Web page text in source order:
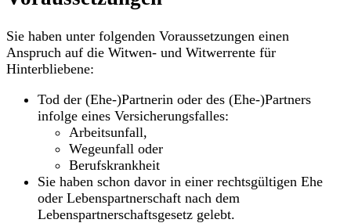
Sie haben unter folgenden Voraussetzungen einen
Anspruch auf die Witwen- und Witwerrente für
Hinterbliebene:
Tod der (Ehe-)Partnerin oder des (Ehe-)Partners
infolge eines Versicherungsfalles:
Arbeitsunfall,
Wegeunfall oder
Berufskrankheit
Sie haben schon davor in einer rechtsgültigen Ehe
oder Lebenspartnerschaft nach dem
Lebenspartnerschaftsgesetz gelebt.